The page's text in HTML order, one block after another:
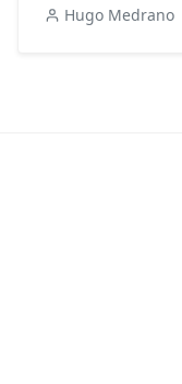
Hugo Medrano